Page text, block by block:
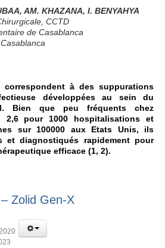
AM. KHAZANA, I. BENYAHYA
CCTD
de Casablanca
correspondent à des suppurations
développées au sein du
Bien que peu fréquents chez
: 2,6 pour 1000 hospitalisations et
sur 100000 aux Etats Unis, ils
et diagnostiqués rapidement pour
efficace (1, 2).
Zolid Gen-X